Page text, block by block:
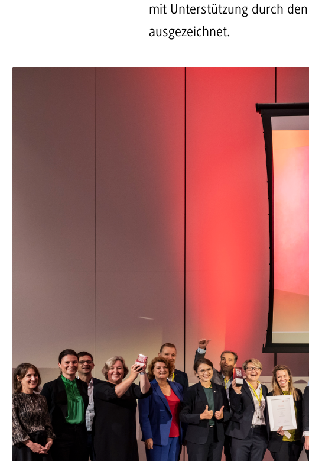
mit Unterstützung durch
ausgezeichnet.